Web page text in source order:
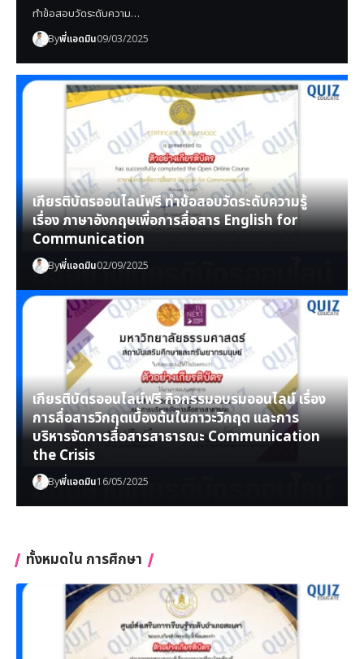
ทำข้อสอบวัดระดับความ…
Byพี่แอดมิน09/03/2025
เกียรติบัตรออนไลน์ฟรี ทำข้อสอบวัดระดับความรู้
เรื่อง ภาษาอังกฤษเพื่อการสื่อสาร English for
Communication
Byพี่แอดมิน02/09/2025
เกียรติบัตรออนไลน์ฟรี กิจกรรมอบรมออนไลน์ เรื่อง
การสื่อสารวิกฤตเบื้องต้นในภาวะวิกฤต และการ
บริหารจัดการสื่อสารสาธารณะ Communication
the Crisis
Byพี่แอดมิน16/05/2025
ทั้งหมดใน การศึกษา